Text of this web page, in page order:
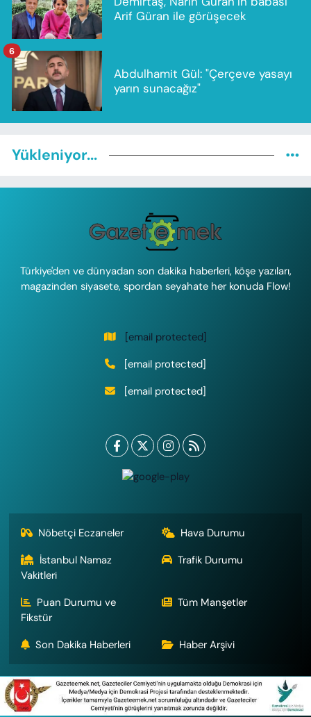
Arif Güran ile görüşecek
Abdulhamit Gül: "Çerçeve yasayı
yarın sunacağız"
6
Yükleniyor...
Türkiye'den ve dünyadan son dakika haberleri, köşe yazıları,
magazinden siyasete, spordan seyahate her konuda Flow!
[email protected]
[email protected]
[email protected]
Nöbetçi Eczaneler
Hava Durumu
İstanbul Namaz
Vakitleri
Trafik Durumu
Puan Durumu ve
Fikstür
Tüm Manşetler
Son Dakika Haberleri Haber Arşivi